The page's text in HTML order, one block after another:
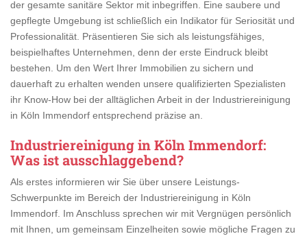
der gesamte sanitäre Sektor mit inbegriffen. Eine saubere und
gepflegte Umgebung ist schließlich ein Indikator für Seriosität und
Professionalität. Präsentieren Sie sich als leistungsfähiges,
beispielhaftes Unternehmen, denn der erste Eindruck bleibt
bestehen. Um den Wert Ihrer Immobilien zu sichern und
dauerhaft zu erhalten wenden unsere qualifizierten Spezialisten
ihr Know-How bei der alltäglichen Arbeit in der Industriereinigung
in Köln Immendorf entsprechend präzise an.
Industriereinigung in Köln Immendorf:
Was ist ausschlaggebend?
Als erstes informieren wir Sie über unsere Leistungs-
Schwerpunkte im Bereich der Industriereinigung in Köln
Immendorf. Im Anschluss sprechen wir mit Vergnügen persönlich
mit Ihnen, um gemeinsam Einzelheiten sowie mögliche Fragen zu